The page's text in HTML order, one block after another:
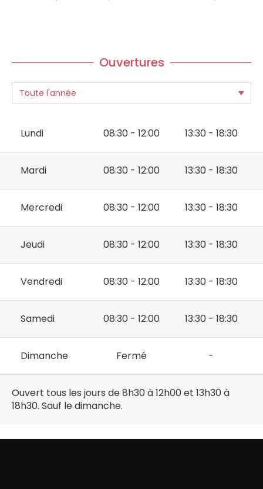
Ouvertures
Lundi 08:30 - 12:00 13:30 - 18:30
Mardi 08:30 - 12:00 13:30 - 18:30
Mercredi 08:30 - 12:00 13:30 - 18:30
Jeudi 08:30 - 12:00 13:30 - 18:30
Vendredi 08:30 - 12:00 13:30 - 18:30
Samedi 08:30 - 12:00 13:30 - 18:30
Dimanche Fermé -
Ouvert tous les jours de 8h30 à 12h00 et 13h30 à
18h30. Sauf le dimanche.